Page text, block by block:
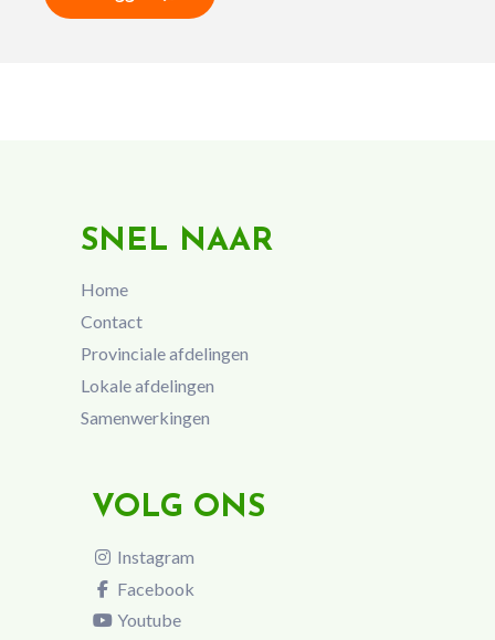
SNEL NAAR
Home
Contact
Provinciale afdelingen
Lokale afdelingen
Samenwerkingen
VOLG ONS
Instagram
Facebook
Youtube